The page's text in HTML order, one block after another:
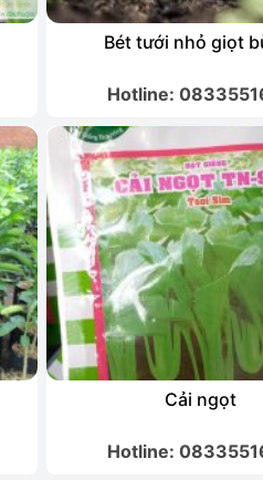
Bét tưới nhỏ giọt
Hotline:
Cải ngọt
Hotline: